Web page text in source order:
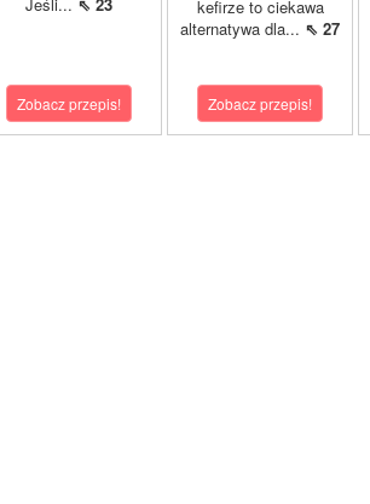
Zobacz przepis!
kefirze to ciekawa
alternatywa dla... ⇖ 27
Zobacz przepis!